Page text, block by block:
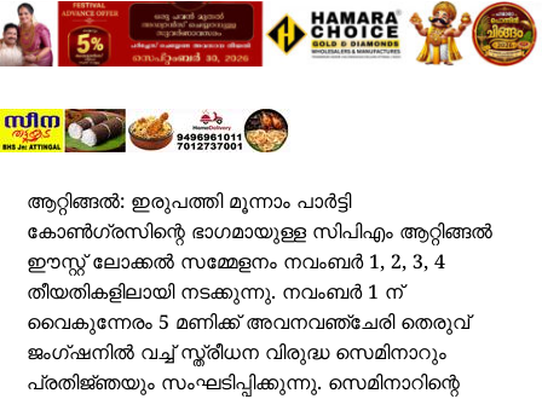
ആറ്റിങ്ങൽ: ഇരുപത്തി മൂന്നാം പാർട്ടി
കോൺഗ്രസിന്റെ ഭാഗമായുള്ള സിപിഎം ആറ്റിങ്ങൽ
ഈസ്റ്റ് ലോക്കൽ സമ്മേളനം നവംബർ 1, 2, 3, 4
തീയതികളിലായി നടക്കുന്നു. നവംബർ 1 ന്
വൈകുന്നേരം 5 മണിക്ക് അവനവഞ്ചേരി തെരുവ്
ജംഗ്ഷനിൽ വച്ച് സ്ത്രീധന വിരുദ്ധ സെമിനാറും
പ്രതിജ്‌ഞയും സംഘടിപ്പിക്കുന്നു. സെമിനാറിന്റെ